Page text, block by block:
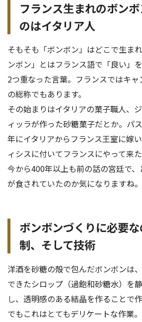
フランス生まれのボン
のはイタリア人
そもそも「ボンボン」はどこで生ま
ンボン」とはフランス語で「良い」
2つ重なった言葉。フランスではキ
の総称でもあります。
その始まりはイタリアの菓子職人、
ィッラが作った砂糖菓子だとか。パ
年にイタリアからフランス王室に嫁
ィシスに付いてフランスにやって来た
今から400年以上も前の話の宮廷で
が食されていたのか気になりますね。
ボンボンづくりに必要
制、そして技術
洋酒を砂糖の殻で包んだボンボンは
できたシロップ（過飽和砂糖水）を
し、透明感のある結晶を作ることで作
でもこれはとてもデリケートな作業